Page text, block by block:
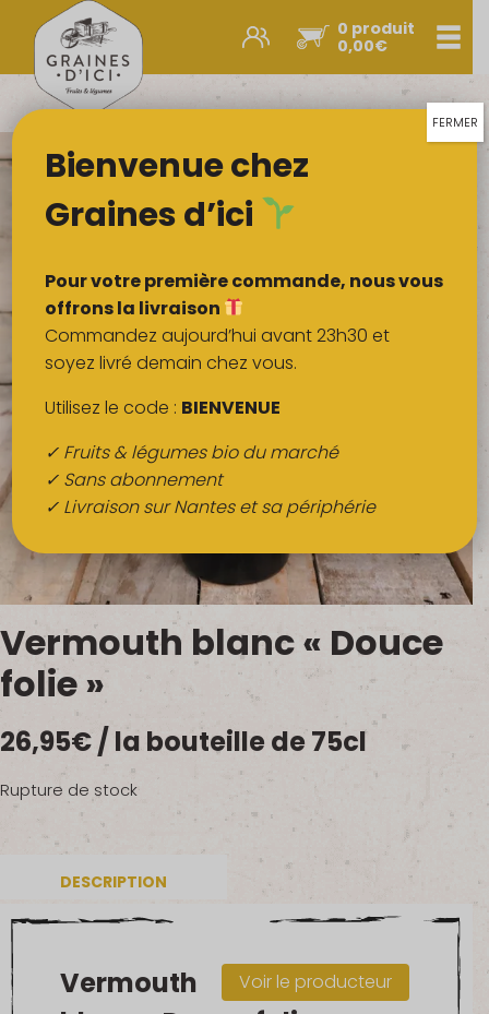
0 produit
0,00€
Promos et nouveautés
Légumes & œufs
Fruits
Viandes
Boulangerie
Crémerie
Poissons
Épicerie sucrée
Épices
Boissons
QUI SOMMES-NOUS ?
FRUITS BIO AU BUREAU
NOS PRODUCTEURS
NOS MARCHÉS
Vermouth blanc « Douce
folie »
26,95€/ la bouteille de 75cl
Rupture de stock
DESCRIPTION
Voir le producteur
Vermouth
Bienvenue chez
Graines d’ici
Pour votre première commande, nous vous
offrons la livraison
Commandez aujourd’hui avant 23h30 et
soyez livré demain chez vous.
Utilisez le code : BIENVENUE
✓ Fruits & légumes bio du marché
✓ Sans abonnement
✓ Livraison sur Nantes et sa périphérie
FERMER